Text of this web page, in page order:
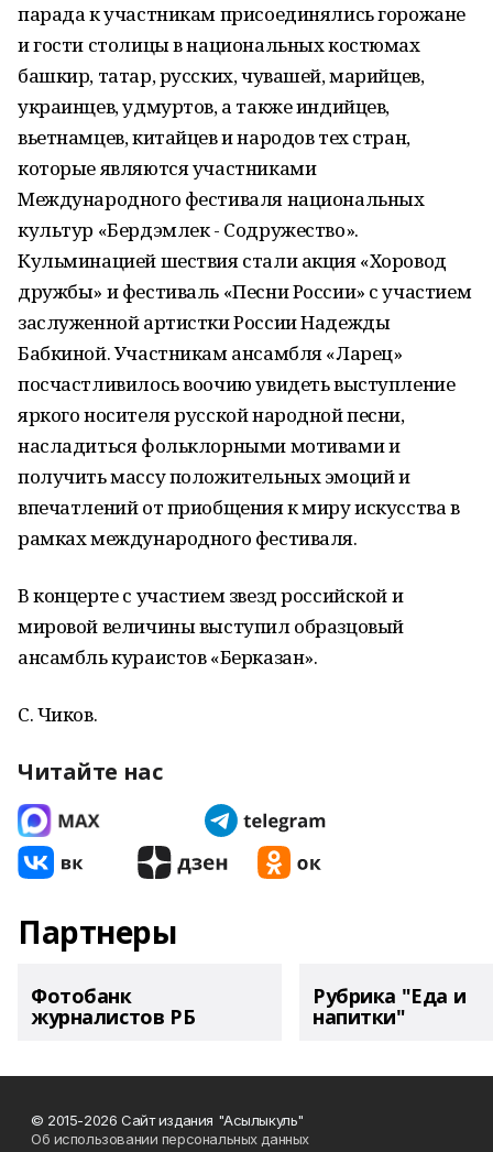
парада к участникам присоединялись горожане
и гости столицы в национальных костюмах
башкир, татар, русских, чувашей, марийцев,
украинцев, удмуртов, а также индийцев,
вьетнамцев, китайцев и народов тех стран,
которые являются участниками
Международного фестиваля национальных
культур «Бердэмлек - Содружество».
Кульминацией шествия стали акция «Хоровод
дружбы» и фестиваль «Песни России» с участием
заслуженной артистки России Надежды
Бабкиной. Участникам ансамбля «Ларец»
посчастливилось воочию увидеть выступление
яркого носителя русской народной песни,
насладиться фольклорными мотивами и
получить массу положительных эмоций и
впечатлений от приобщения к миру искусства в
рамках международного фестиваля.
В концерте с участием звезд российской и
мировой величины выступил образцовый
ансамбль кураистов «Берказан».
С. Чиков.
Читайте нас
Партнеры
Фотобанк
журналистов РБ
Рубрика "Еда и
напитки"
© 2015-2026 Сайт издания "Асылыкуль"
Об использовании персональных данных